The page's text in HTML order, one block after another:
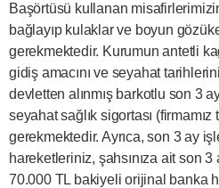
Başörtüsü kullanan
bağlayıp kulaklar ve boyun
gerekmektedir. Kurumun antetli
gidiş amacını ve seyahat
devletten alınmış barkotlu son 3
seyahat sağlık sigortası (firmamız
gerekmektedir. Ayrıca, son 3 ay
hareketleriniz, şahsınıza ait son
70.000 TL bakiyeli orijinal banka